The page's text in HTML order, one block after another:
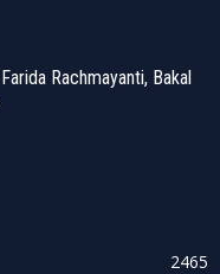
Rachmayanti, Bakal
2465